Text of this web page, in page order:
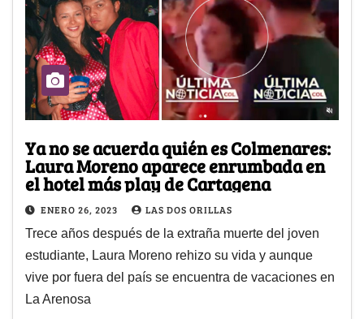
Ya no se acuerda quién es Colmenares:
Laura Moreno aparece enrumbada en
el hotel más play de Cartagena
ENERO 26, 2023 LAS DOS ORILLAS
Trece años después de la extraña muerte del joven
estudiante, Laura Moreno rehizo su vida y aunque
vive por fuera del país se encuentra de vacaciones en
La Arenosa